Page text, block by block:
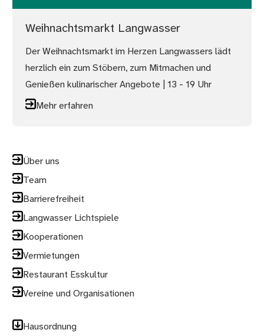
Weihnachtsmarkt Langwasser
Der Weihnachtsmarkt im Herzen Langwassers lädt
herzlich ein zum Stöbern, zum Mitmachen und
Genießen kulinarischer Angebote | 13 - 19 Uhr
Mehr erfahren
Über uns
Team
Barrierefreiheit
Langwasser Lichtspiele
Kooperationen
Vermietungen
Restaurant Esskultur
Vereine und Organisationen
Hausordnung